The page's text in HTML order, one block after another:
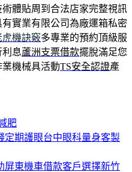
體貼周到合法店家完整視訊
有實業有限公司為廠運箱私密
虎機訣竅多專業的預約頂級服
息蘆洲支票借款擺脫滿足您
機械具活動TS安全認證產
肥
定期護眼台中眼科量身客製
屏東機車借款客戶選擇新竹